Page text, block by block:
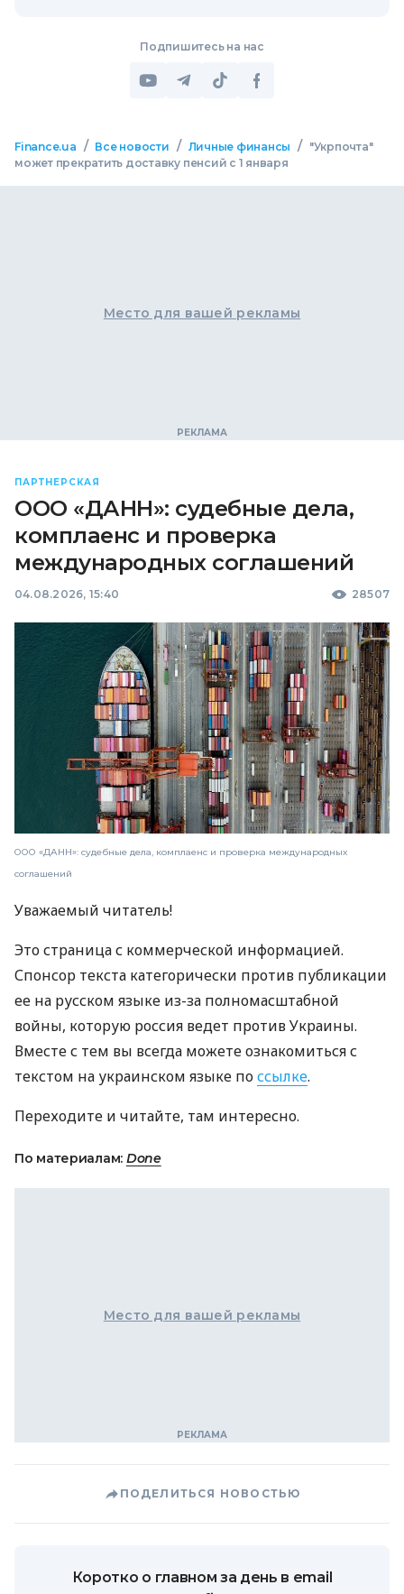
Подпишитесь на нас
Finance.ua / Все новости / Личные финансы /
"Укрпочта"
может прекратить доставку пенсий с 1 января
Место для вашей рекламы
ПАРТНЕРСКАЯ
ООО «ДАНН»: судебные дела,
комплаенс и проверка
международных соглашений
04.08.2026, 15:40 28507
ООО «ДАНН»: судебные дела, комплаенс и проверка международных
соглашений
Уважаемый читатель!
Это страница с коммерческой информацией.
Спонсор текста категорически против публикации
ее на русском языке из-за полномасштабной
войны, которую россия ведет против Украины.
Вместе с тем вы всегда можете ознакомиться с
текстом на украинском языке поссылке.
Переходите и читайте, там интересно.
По материалам: Done
Место для вашей рекламы
ПОДЕЛИТЬСЯ НОВОСТЬЮ
Коротко о главном за день в email